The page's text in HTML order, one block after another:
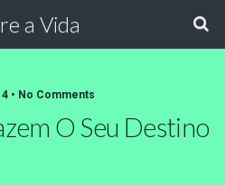
a Vida
• No Comments
O Seu Destino